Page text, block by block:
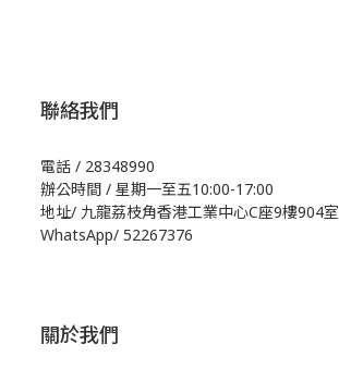
聯絡我們
電話 / 28348990
辦公時間 / 星期一至五10:00-17:00
地址/ 九龍荔枝角香港工業中心C座9樓904室
WhatsApp/ 52267376
關於我們